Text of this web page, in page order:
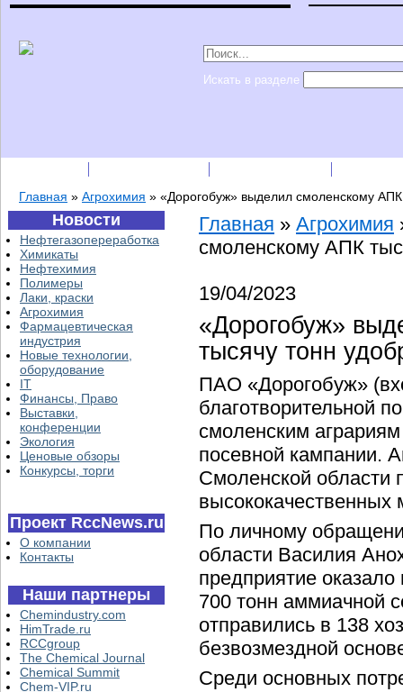
Искать в разделе
Главная » Агрохимия » «Дорогобуж» выделил смоленскому
Новости
Нефтегазопереработка
Химикаты
Нефтехимия
Полимеры
Лаки, краски
Агрохимия
Фармацевтическая
индустрия
Новые технологии,
оборудование
IT
Финансы, Право
Выставки,
конференции
Экология
Ценовые обзоры
Конкурсы, торги
Проект RccNews.ru
О компании
Контакты
Наши партнеры
Chemindustry.com
HimTrade.ru
RCCgroup
The Chemical Journal
Chemical Summit
Chem-VIP.ru
Главная » Агрохимия
смоленскому АПК
19/04/2023
«Дорогобуж»
тысячу тонн
ПАО «Дорогобуж»
благотворительной
смоленским
посевной кампании.
Смоленской области
По личному
области Василия
предприятие
700 тонн аммиачной
отправились в 138
безвозмездной
Среди основных